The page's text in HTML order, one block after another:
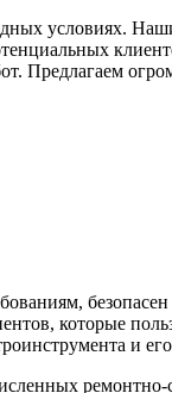
условиях.
Предлагаем
которые
и
ремонтно-